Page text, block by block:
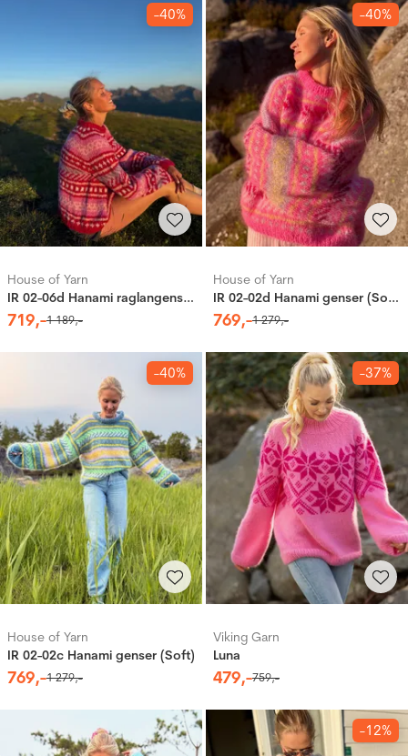
-40%
House of Yarn
IR 02-06d Hanami raglangenser (Soft)
719,-1 189,-
-40%
House of Yarn
IR 02-02d Hanami genser (Soft)
769,-1 279,-
-40%
House of Yarn
IR 02-02c Hanami genser (Soft)
769,-1 279,-
-37%
Viking Garn
Luna
479,-759,-
-12%